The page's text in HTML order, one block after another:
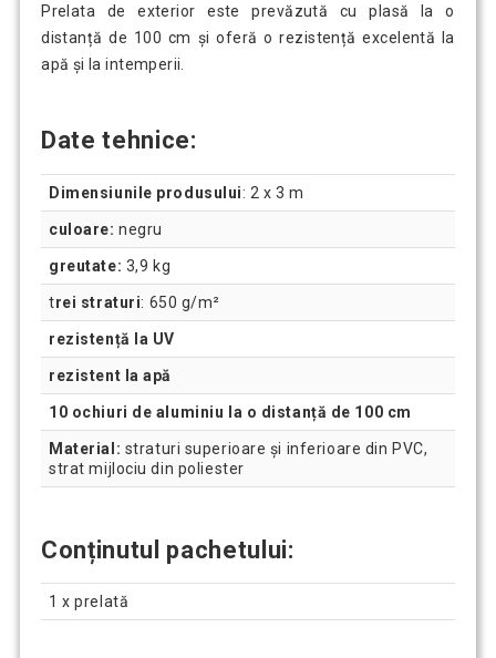
Prelata de exterior este prevăzută cu plasă la o
distanță de 100 cm și oferă o rezistență excelentă la
apă și la intemperii.
Date tehnice:
Dimensiunile produsului: 2 x 3 m
culoare: negru
greutate: 3,9 kg
trei straturi: 650 g/m²
rezistență la UV
rezistent la apă
10 ochiuri de aluminiu la o distanță de 100 cm
Material: straturi superioare și inferioare din PVC,
strat mijlociu din poliester
Conținutul pachetului:
1 x prelată